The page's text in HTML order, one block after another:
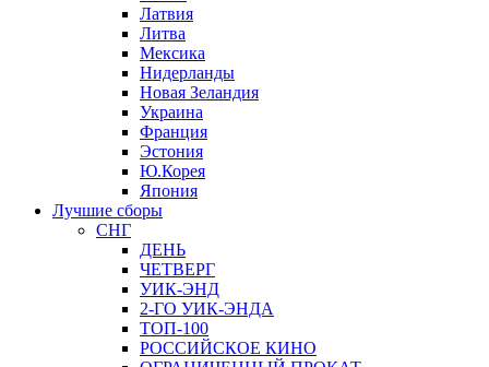
Латвия
Литва
Мексика
Нидерланды
Новая Зеландия
Украина
Франция
Эстония
Ю.Корея
Япония
Лучшие сборы
СНГ
ДЕНЬ
ЧЕТВЕРГ
УИК-ЭНД
2-ГО УИК-ЭНДА
ТОП-100
РОССИЙСКОЕ КИНО